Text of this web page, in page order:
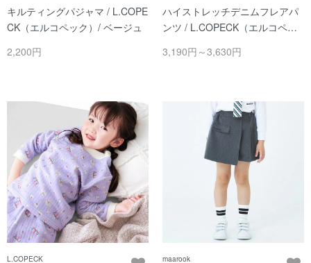
キルティングパジャマ / L.COPE
CK（エルコペック）/ ベージュ
2,200円
ハイストレッチデニムフレアパ
ンツ / L.COPECK（エルコペッ
3,190円～3,630円
L.COPECK maarook